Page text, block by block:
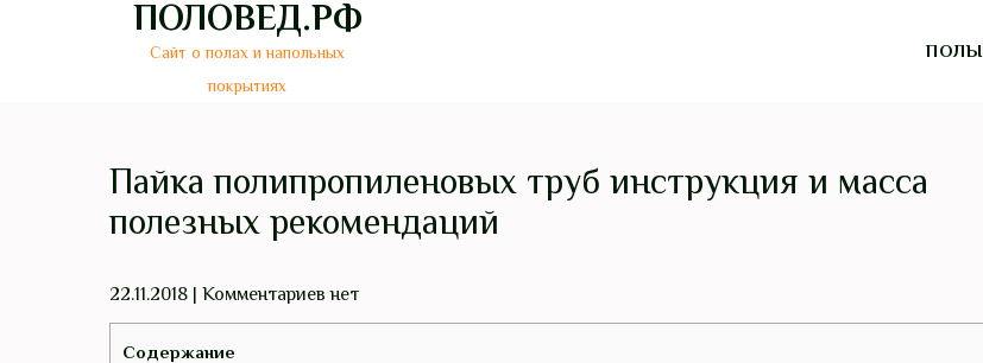
ПОЛОВЕД.РФ
Сайт о полах и напольных
покрытиях
ПОЛЫ
Пайка полипропиленовых труб инструкция и масса
полезных рекомендаций
22.11.2018 | Комментариев нет
Содержание